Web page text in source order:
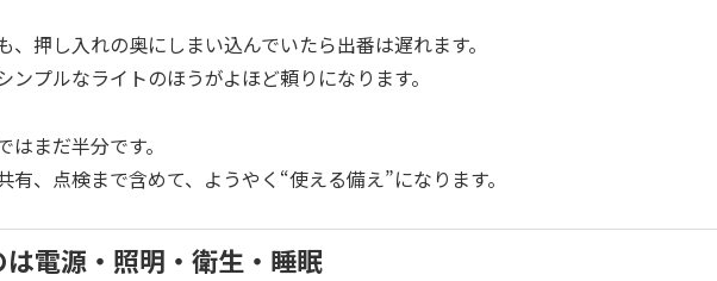
押し入れの奥にしまい込んでいたら出番は遅れます。
プルなライトのほうがよほど頼りになります。
まだ半分です。
、点検まで含めて、ようやく“使える備え”になります。
電源・照明・衛生・睡眠